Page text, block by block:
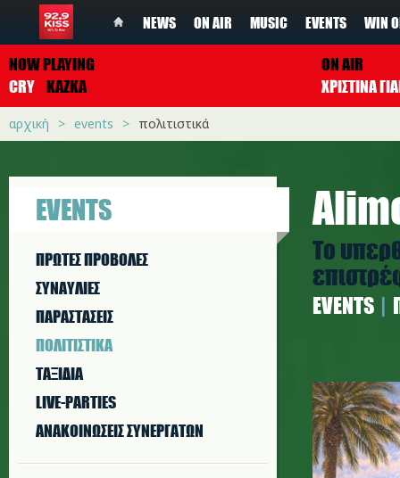
NEWS ON AIR MUSIC EVENTS WIN
NOW PLAYING
CRY KAZKA
ON AIR
ΧΡΙΣΤΙΝΑ
αρχική events πολιτιστικά
EVENTS
ΠΡΩΤΕΣ ΠΡΟΒΟΛΕΣ
ΣΥΝΑΥΛΙΕΣ
ΠΑΡΑΣΤAΣΕΙΣ
ΠΟΛΙΤΙΣΤΙΚA
ΤΑΞΙΔΙΑ
LIVE-PARTIES
ΑΝΑΚΟΙΝΩΣΕΙΣ ΣΥΝΕΡΓΑΤΩΝ
Το
EVENTS
Alimos